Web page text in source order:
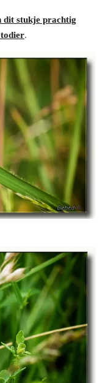
dit stukje prachtig
.